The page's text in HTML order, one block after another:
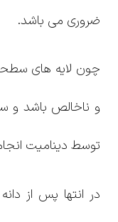
ضروری می باشد.
چون لایه های
و ناخالص باشد و
توسط دینامیت
در انتها پس از